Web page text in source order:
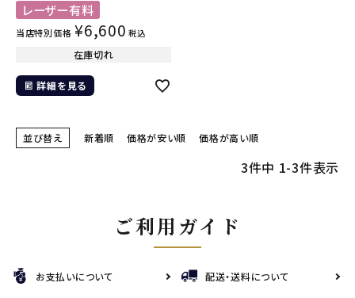
レーザー有料
当店特別価格 ¥6,600 税込
在庫切れ
詳細を見る
並び替え 新着順 価格が安い順 価格が高い順
3件中 1-3件表示
ご利用ガイド
お支払いについて 配送・送料について